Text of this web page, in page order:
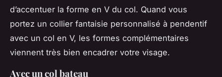
d’accentuer la forme en V du col. Quand vous
portez un collier fantaisie personnalisé à pendentif
avec un col en V, les formes complémentaires
viennent très bien encadrer votre visage.
Avec un col bateau